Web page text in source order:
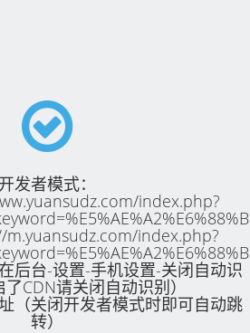
开发者模式：
index.php?
m.yuansudz.com/index.php?
后台-设置-手机设置-关闭自动识
CDN请关闭自动识别）
（关闭开发者模式时即可自动跳
转）